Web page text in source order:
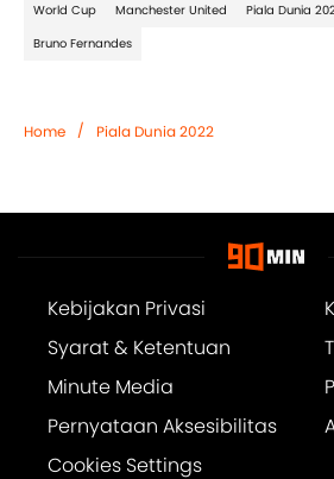
World Cup Manchester United Piala Dunia
Bruno Fernandes
Home / Piala Dunia 2022
Kebijakan Privasi
Syarat & Ketentuan
Minute Media
Pernyataan Aksesibilitas
Cookies Settings